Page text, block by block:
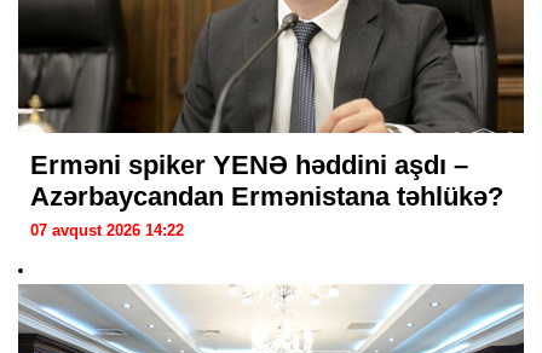
Erməni spiker YENƏ həddini aşdı –
Azərbaycandan Ermənistana təhlükə?
07 avqust 2026 14:22